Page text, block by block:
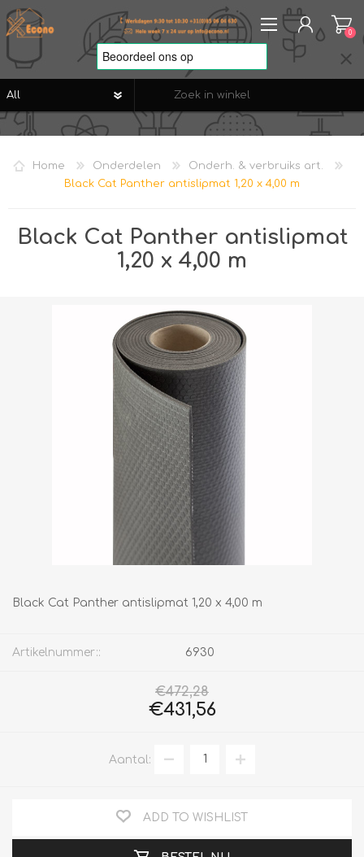
REGISTREREN
VERLANGLIJST
0
Home Onderdelen
Onderh. & verbruiks art.
Black Cat Panther antislipmat 1,20 x 4,00 m
Black Cat Panther antislipmat
1,20 x 4,00 m
Black Cat Panther antislipmat 1,20 x 4,00 m
Artikelnummer:: 6930
€472,28
€431,56
Aantal:
ADD TO WISHLIST